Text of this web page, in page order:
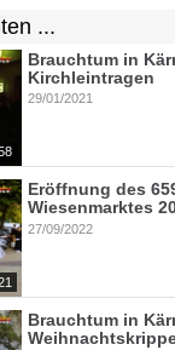
...
Brauchtum in
Kirchleintragen
29/01/2021
Eröffnung des
Wiesenmarktes
27/09/2022
Brauchtum in